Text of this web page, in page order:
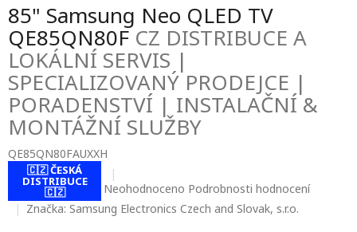
85" Samsung Neo QLED TV
QE85QN80FCZ DISTRIBUCE A
LOKÁLNÍ SERVIS |
SPECIALIZOVANÝ PRODEJCE |
PORADENSTVÍ | INSTALAČNÍ &
MONTÁŽNÍ SLUŽBY
QE85QN80FAUXXH
🇨🇿 ČESKÁ
DISTRIBUCE
🇨🇿
Průměrné
hodnocení
produktu
Neohodnoceno Podrobnosti hodnocení
Značka: Samsung Electronics Czech and Slovak, s.r.o.